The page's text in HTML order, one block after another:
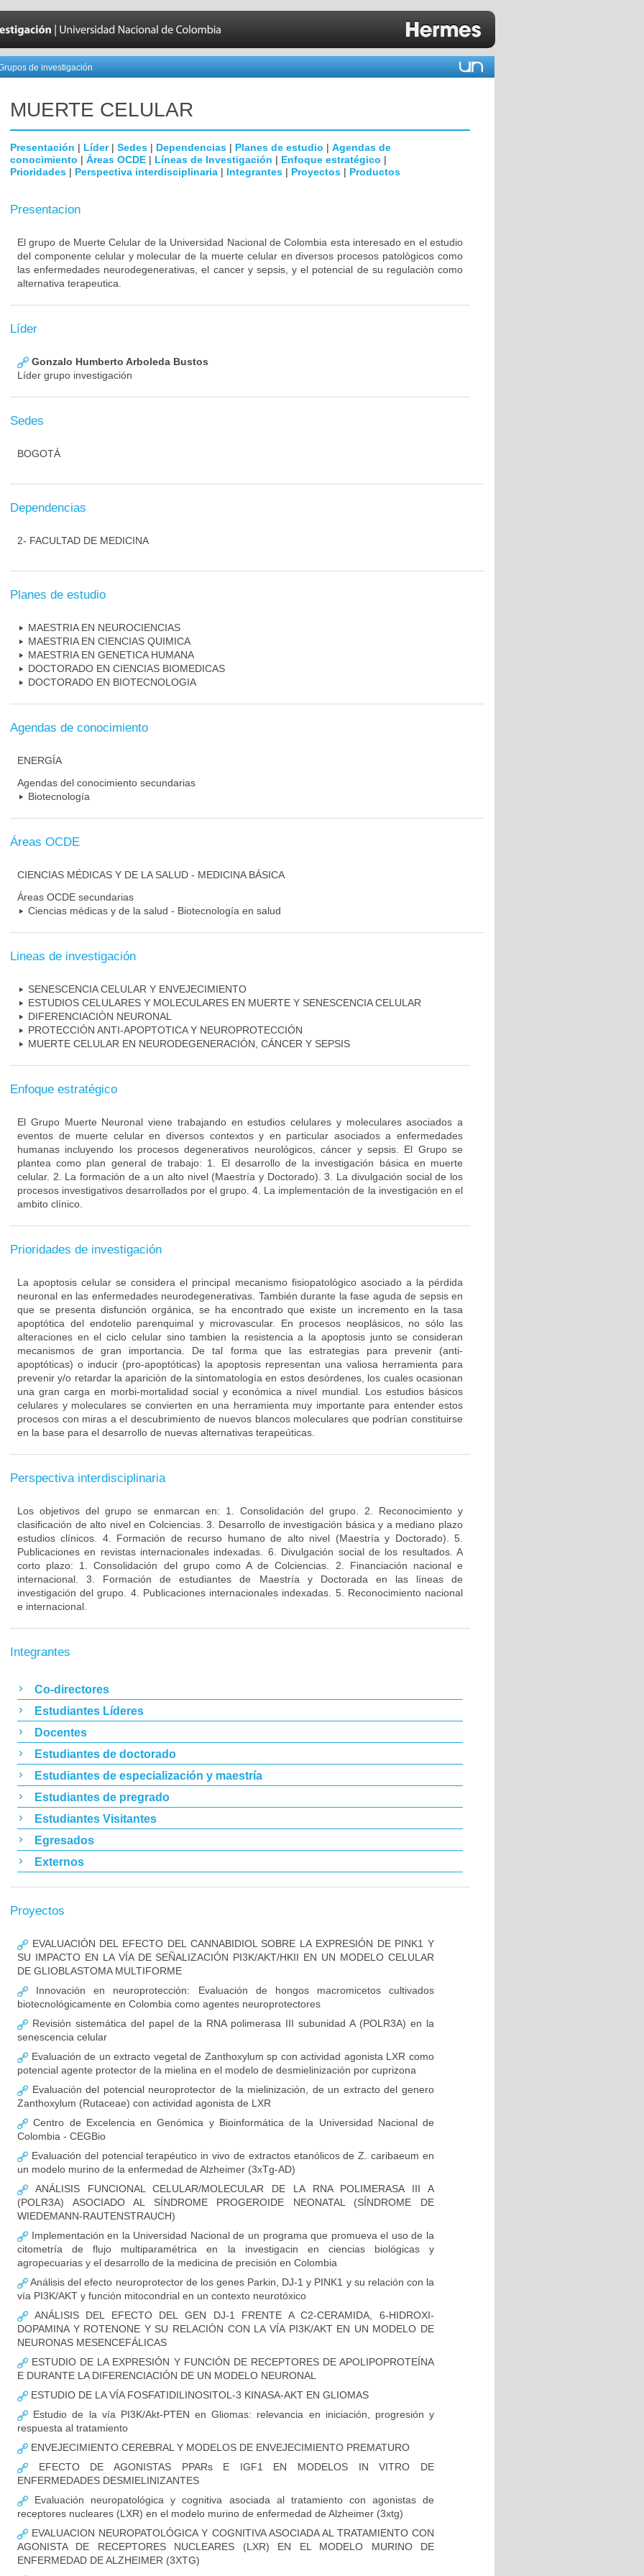
de investigación
MUERTE CELULAR
Presentación | Líder| Sedes | Dependencias | Planes de estudio | Agendas de
conocimiento | Áreas OCDE | Líneas de Investigación | Enfoque estratégico |
Prioridades | Perspectiva interdisciplinaria | Integrantes | Proyectos | Productos
Presentacion
El grupo de Muerte Celular de la Universidad Nacional de Colombia esta interesado en el estudio
del componente celular y molecular de la muerte celular en diversos procesos patològicos como
las enfermedades neurodegenerativas, el cancer y sepsis, y el potencial de su regulaciòn como
alternativa terapeutica.
Líder
Gonzalo Humberto Arboleda Bustos
Líder grupo investigación
Sedes
BOGOTÁ
Dependencias
2- FACULTAD DE MEDICINA
Planes de estudio
MAESTRIA EN NEUROCIENCIAS
MAESTRIA EN CIENCIAS QUIMICA
MAESTRIA EN GENETICA HUMANA
DOCTORADO EN CIENCIAS BIOMEDICAS
DOCTORADO EN BIOTECNOLOGIA
Agendas de conocimiento
ENERGÍA
Agendas del conocimiento secundarias
Biotecnología
Áreas OCDE
CIENCIAS MÉDICAS Y DE LA SALUD - MEDICINA BÁSICA
Áreas OCDE secundarias
Ciencias médicas y de la salud - Biotecnología en salud
Lineas de investigación
SENESCENCIA CELULAR Y ENVEJECIMIENTO
ESTUDIOS CELULARES Y MOLECULARES EN MUERTE Y SENESCENCIA CELULAR
DIFERENCIACIÒN NEURONAL
PROTECCIÓN ANTI-APOPTOTICA Y NEUROPROTECCIÓN
MUERTE CELULAR EN NEURODEGENERACIÓN, CÁNCER Y SEPSIS
Enfoque estratégico
El Grupo Muerte Neuronal viene trabajando en estudios celulares y moleculares asociados a
eventos de muerte celular en diversos contextos y en particular asociados a enfermedades
humanas incluyendo los procesos degenerativos neurológicos, cáncer y sepsis. El Grupo se
plantea como plan general de trabajo: 1. El desarrollo de la investigación básica en muerte
celular. 2. La formación de a un alto nivel (Maestría y Doctorado). 3. La divulgación social de los
procesos investigativos desarrollados por el grupo. 4. La implementación de la investigación en el
ambito clínico.
Prioridades de investigación
La apoptosis celular se considera el principal mecanismo fisiopatológico asociado a la pérdida
neuronal en las enfermedades neurodegenerativas. También durante la fase aguda de sepsis en
que se presenta disfunción orgánica, se ha encontrado que existe un incremento en la tasa
apoptótica del endotelio parenquimal y microvascular. En procesos neoplásicos, no sólo las
alteraciones en el ciclo celular sino tambien la resistencia a la apoptosis junto se consideran
mecanismos de gran importancia. De tal forma que las estrategias para prevenir (anti-
apoptóticas) o inducir (pro-apoptóticas) la apoptosis representan una valiosa herramienta para
prevenir y/o retardar la aparición de la sintomatología en estos desórdenes, los cuales ocasionan
una gran carga en morbi-mortalidad social y económica a nivel mundial. Los estudios básicos
celulares y moleculares se convierten en una herramienta muy importante para entender estos
procesos con miras a el descubrimiento de nuevos blancos moleculares que podrían constituirse
en la base para el desarrollo de nuevas alternativas terapeúticas.
Perspectiva interdisciplinaria
Los objetivos del grupo se enmarcan en: 1. Consolidación del grupo. 2. Reconocimiento y
clasificación de alto nivel en Colciencias. 3. Desarrollo de investigación básica y a mediano plazo
estudios clínicos. 4. Formación de recurso humano de alto nivel (Maestría y Doctorado). 5.
Publicaciones en revistas internacionales indexadas. 6. Divulgación social de los resultados. A
corto plazo: 1. Consolidación del grupo como A de Colciencias. 2. Financiación nacional e
internacional. 3. Formación de estudiantes de Maestría y Doctorada en las líneas de
investigación del grupo. 4. Publicaciones internacionales indexadas. 5. Reconocimiento nacional
e internacional.
Integrantes
Co-directores
Estudiantes Líderes
Docentes
Estudiantes de doctorado
Estudiantes de especialización y maestría
Estudiantes de pregrado
Estudiantes Visitantes
Egresados
Externos
Proyectos
EVALUACIÓN DEL EFECTO DEL CANNABIDIOL SOBRE LA EXPRESIÓN DE PINK1 Y
SU IMPACTO EN LA VÍA DE SEÑALIZACIÓN PI3K/AKT/HKII EN UN MODELO CELULAR
DE GLIOBLASTOMA MULTIFORME
Innovación en neuroprotección: Evaluación de hongos macromicetos cultivados
biotecnológicamente en Colombia como agentes neuroprotectores
Revisión sistemática del papel de la RNA polimerasa III subunidad A (POLR3A) en la
senescencia celular
Evaluación de un extracto vegetal de Zanthoxylum sp con actividad agonista LXR como
potencial agente protector de la mielina en el modelo de desmielinización por cuprizona
Evaluación del potencial neuroprotector de la mielinización, de un extracto del genero
Zanthoxylum (Rutaceae) con actividad agonista de LXR
Centro de Excelencia en Genómica y Bioinformática de la Universidad Nacional de
Colombia - CEGBio
Evaluación del potencial terapéutico in vivo de extractos etanólicos de Z. caribaeum en
un modelo murino de la enfermedad de Alzheimer (3xTg-AD)
ANÁLISIS FUNCIONAL CELULAR/MOLECULAR DE LA RNA POLIMERASA III A
(POLR3A) ASOCIADO AL SÍNDROME PROGEROIDE NEONATAL (SÍNDROME DE
WIEDEMANN-RAUTENSTRAUCH)
Implementación en la Universidad Nacional de un programa que promueva el uso de la
citometría de flujo multiparamétrica en la investigacin en ciencias biológicas y
agropecuarias y el desarrollo de la medicina de precisión en Colombia
Análisis del efecto neuroprotector de los genes Parkin, DJ-1 y PINK1 y su relación con la
vía PI3K/AKT y función mitocondrial en un contexto neurotóxico
ANÁLISIS DEL EFECTO DEL GEN DJ-1 FRENTE A C2-CERAMIDA, 6-HIDROXI-
DOPAMINA Y ROTENONE Y SU RELACIÓN CON LA VÍA PI3K/AKT EN UN MODELO DE
NEURONAS MESENCEFÁLICAS
ESTUDIO DE LA EXPRESIÓN Y FUNCIÓN DE RECEPTORES DE APOLIPOPROTEÍNA
E DURANTE LA DIFERENCIACIÓN DE UN MODELO NEURONAL
ESTUDIO DE LA VÍA FOSFATIDILINOSITOL-3 KINASA-AKT EN GLIOMAS
Estudio de la vía PI3K/Akt-PTEN en Gliomas: relevancia en iniciación, progresión y
respuesta al tratamiento
ENVEJECIMIENTO CEREBRAL Y MODELOS DE ENVEJECIMIENTO PREMATURO
EFECTO DE AGONISTAS PPARs E IGF1 EN MODELOS IN VITRO DE
ENFERMEDADES DESMIELINIZANTES
Evaluación neuropatológica y cognitiva asociada al tratamiento con agonistas de
receptores nucleares (LXR) en el modelo murino de enfermedad de Alzheimer (3xtg)
EVALUACION NEUROPATOLÓGICA Y COGNITIVA ASOCIADA AL TRATAMIENTO CON
AGONISTA DE RECEPTORES NUCLEARES (LXR) EN EL MODELO MURINO DE
ENFERMEDAD DE ALZHEIMER (3XTG)